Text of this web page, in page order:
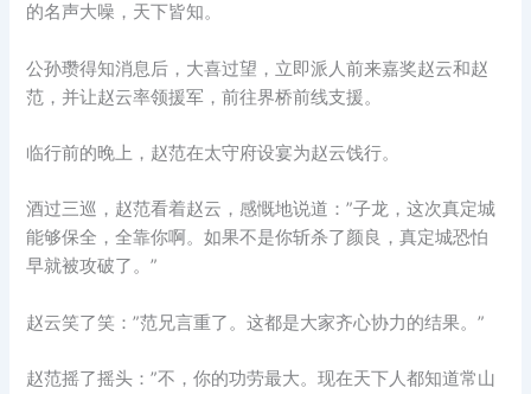
的名声大噪，天下皆知。
公孙瓒得知消息后，大喜过望，立即派人前来嘉奖赵云和赵
范，并让赵云率领援军，前往界桥前线支援。
临行前的晚上，赵范在太守府设宴为赵云饯行。
酒过三巡，赵范看着赵云，感慨地说道：”子龙，这次真定城
能够保全，全靠你啊。如果不是你斩杀了颜良，真定城恐怕
早就被攻破了。”
赵云笑了笑：”范兄言重了。这都是大家齐心协力的结果。”
赵范摇了摇头：”不，你的功劳最大。现在天下人都知道常山